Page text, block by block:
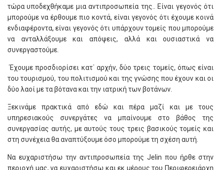
τώρα υποδεχθήκαμε μια αντιπροσωπεία της.. Είναι γεγονός ότι
μπορούμε να έρθουμε πιο κοντά, είναι γεγονός ότι έχουμε κοινά
ενδιαφέροντα, είναι γεγονός ότι υπάρχουν τομείς που μπορούμε
να ανταλλάξουμε και απόψεις, αλλά και ουσιαστικά να
συνεργαστούμε.
Έχουμε προσδιορίσει κατ΄ αρχήν, δύο τρεις τομείς, όπως είναι
του τουρισμού, του πολιτισμού και της γνώσης που έχουν και οι
δύο λαοί με τα βότανα και την ιατρική των βοτάνων.
Ξεκινάμε πρακτικά από εδώ και πέρα μαζί και με τους
υπηρεσιακούς συνεργάτες να μπαίνουμε στο βάθος της
συνεργασίας αυτής, με αυτούς τους τρεις βασικούς τομείς και
στη συνέχεια θα αναπτύξουμε όσο μπορούμε τη σχέση αυτή.
Να ευχαριστήσω την αντιπροσωπεία της Jelin που ήρθε στην
περιοχή μας, να ευχαριστήσω και εκ μέρους του Περιφερειάρχη